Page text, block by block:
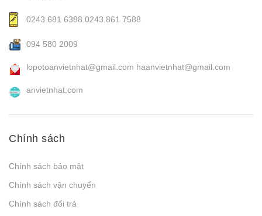
0243.681 6388 0243.861 7588
094 580 2009
lopotoanvietnhat@gmail.com haanvietnhat@gmail.com
anvietnhat.com
Chính sách
Chính sách bảo mật
Chính sách vận chuyển
Chính sách đổi trả